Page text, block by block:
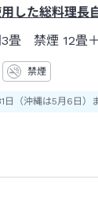
した総料理長
3畳 禁煙 12畳
禁煙
（沖縄は5月6日）